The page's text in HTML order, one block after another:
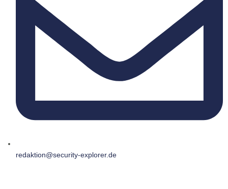
redaktion@security-explorer.de